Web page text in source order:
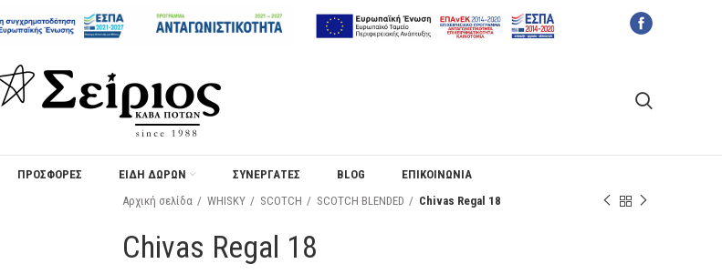
ΠΡΟΣΦΟΡΈΣ ΕΙΔΗ ΔΩΡΩΝ ΣΥΝΕΡΓΑΤΕΣ BLOG
ΕΠΙΚΟΙΝΩΝΙΑ
Αρχική σελίδα
WHISKY SCOTCH SCOTCH BLENDED Chivas Regal 18
Chivas Regal 18